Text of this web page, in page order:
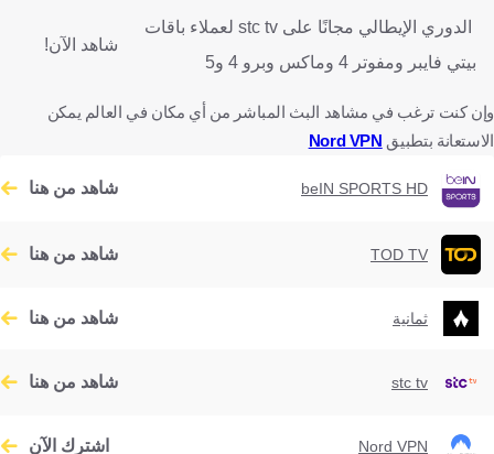
الدوري الإيطالي مجانًا على stc tv لعملاء باقات
بيتي فايبر ومفوتر 4 وماكس وبرو 4 و5
شاهد الآن!
وإن كنت ترغب في مشاهد البث المباشر من أي مكان في العالم يمكن
الاستعانة بتطبيق Nord VPN
beIN SPORTS HD شاهد من هنا
TOD TV شاهد من هنا
ثمانية شاهد من هنا
stc tv شاهد من هنا
Nord VPN اشترك الآن